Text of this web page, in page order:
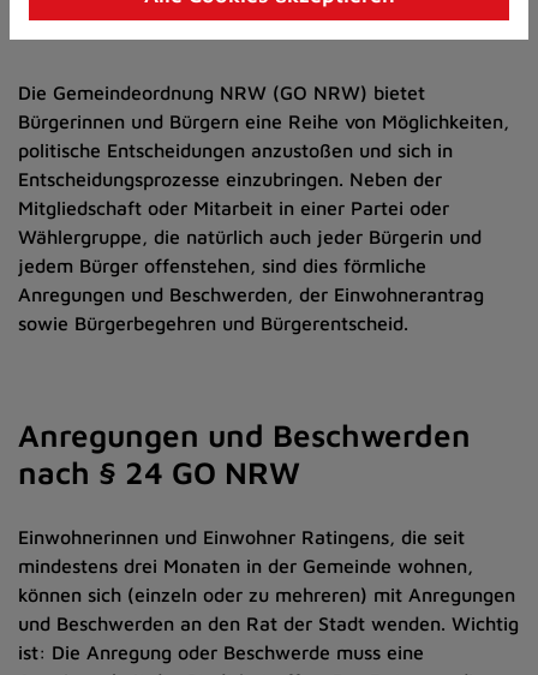
Die Gemeindeordnung NRW (GO NRW) bietet
Bürgerinnen und Bürgern eine Reihe von Möglichkeiten,
politische Entscheidungen anzustoßen und sich in
Entscheidungsprozesse einzubringen. Neben der
Mitgliedschaft oder Mitarbeit in einer Partei oder
Wählergruppe, die natürlich auch jeder Bürgerin und
jedem Bürger offenstehen, sind dies förmliche
Anregungen und Beschwerden, der Einwohnerantrag
sowie Bürgerbegehren und Bürgerentscheid.
Anregungen und Beschwerden
nach § 24 GO NRW
Einwohnerinnen und Einwohner Ratingens, die seit
mindestens drei Monaten in der Gemeinde wohnen,
können sich (einzeln oder zu mehreren) mit Anregungen
und Beschwerden an den Rat der Stadt wenden. Wichtig
ist: Die Anregung oder Beschwerde muss eine